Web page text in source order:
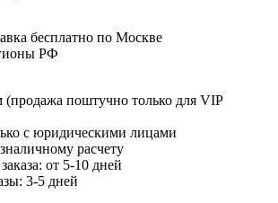
бесплатно по Москве
РФ
(продажа поштучно только для VIP
с юридическими лицами
расчету
от 5-10 дней
3-5 дней